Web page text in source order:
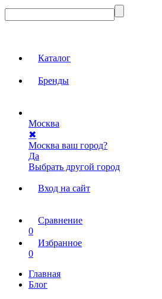
Каталог
Бренды
Москва
✖
Москва ваш город?
Да
Выбрать другой город
Вход на сайт
Сравнение
0
Избранное
0
Главная
Блог